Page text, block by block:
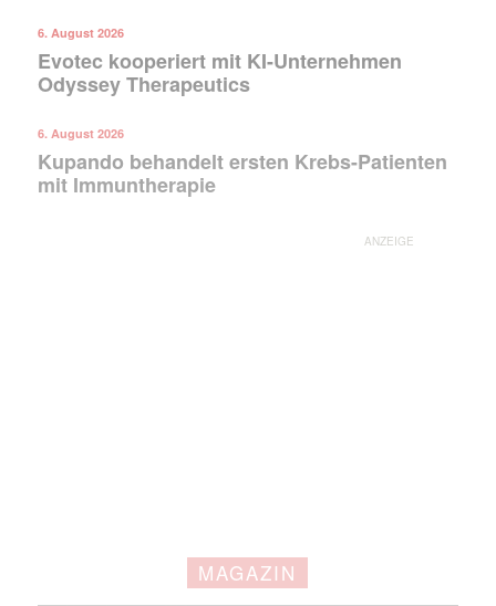
6. August 2026
Evotec kooperiert mit KI-Unternehmen
Odyssey Therapeutics
6. August 2026
Kupando behandelt ersten Krebs-Patienten
mit Immuntherapie
ANZEIGE
MAGAZIN